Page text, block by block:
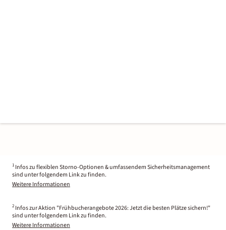
1 Infos zu flexiblen Storno-Optionen & umfassendem Sicherheitsmanagement
sind unter folgendem Link zu finden.
Weitere Informationen
2 Infos zur Aktion "Frühbucherangebote 2026: Jetzt die besten Plätze sichern!"
sind unter folgendem Link zu finden.
Weitere Informationen